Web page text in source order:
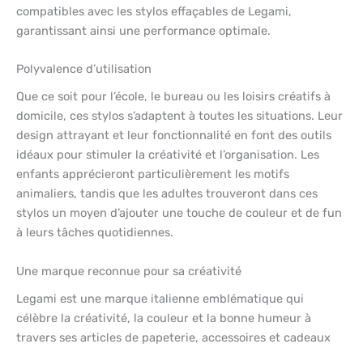
compatibles avec les stylos effaçables de Legami,
garantissant ainsi une performance optimale.
Polyvalence d’utilisation
Que ce soit pour l’école, le bureau ou les loisirs créatifs à
domicile, ces stylos s’adaptent à toutes les situations. Leur
design attrayant et leur fonctionnalité en font des outils
idéaux pour stimuler la créativité et l’organisation. Les
enfants apprécieront particulièrement les motifs
animaliers, tandis que les adultes trouveront dans ces
stylos un moyen d’ajouter une touche de couleur et de fun
à leurs tâches quotidiennes.
Une marque reconnue pour sa créativité
Legami est une marque italienne emblématique qui
célèbre la créativité, la couleur et la bonne humeur à
travers ses articles de papeterie, accessoires et cadeaux